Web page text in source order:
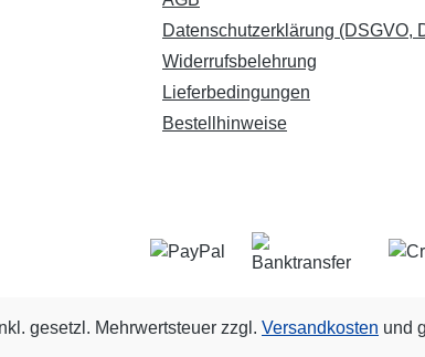
Datenschutzerklärung (DSGVO,
Widerrufsbelehrung
Lieferbedingungen
Bestellhinweise
gesetzl. Mehrwertsteuer zzgl. Versandkosten und